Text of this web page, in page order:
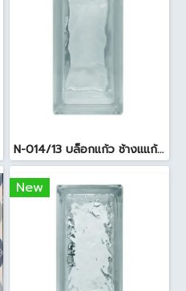
N-014/13 บล็อกแก้ว ช้างแแก้ว WOW หยาดเพชร ( 24x11.5x8 cm.)
New